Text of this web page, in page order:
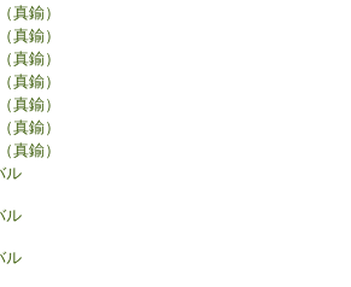
真鍮）
真鍮）
真鍮）
真鍮）
真鍮）
真鍮）
真鍮）
ル
ル
ル